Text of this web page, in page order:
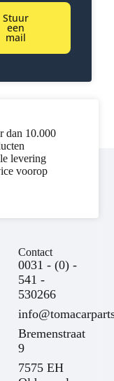
Stuur
een
mail
dan 10.000
levering
voorop
Contact
0031 - (0) -
541 -
530266
Bremenstraat
9
7575 EH